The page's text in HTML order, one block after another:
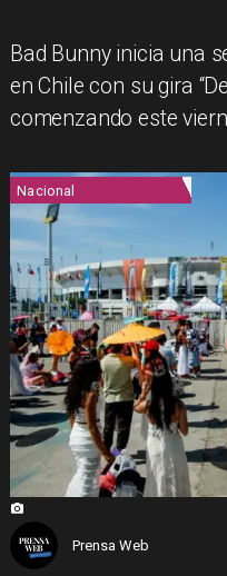
Bad Bunny inicia una
en Chile con su gira
comenzando este
Nacional
Prensa Web